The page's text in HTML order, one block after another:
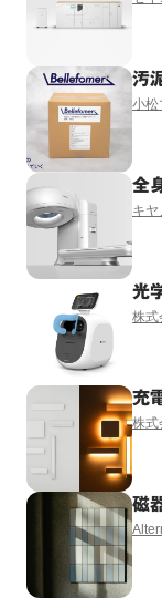
汚
小松
全
キヤ
光
株式
充
株式
磁